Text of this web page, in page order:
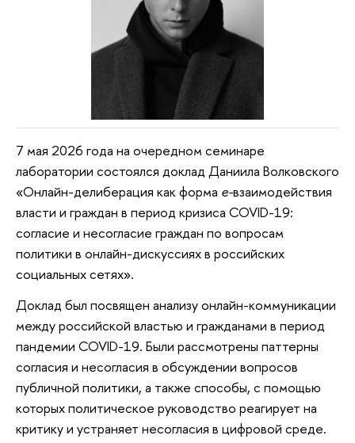
7 мая 2026 года на очередном семинаре
лаборатории состоялся доклад Даниила Волковского
«Онлайн-делиберация как форма е-взаимодействия
власти и граждан в период кризиса COVID-19:
согласие и несогласие граждан по вопросам
политики в онлайн-дискуссиях в российских
социальных сетях».
Доклад был посвящен анализу онлайн-коммуникации
между российской властью и гражданами в период
пандемии COVID-19. Были рассмотрены паттерны
согласия и несогласия в обсуждении вопросов
публичной политики, а также способы, с помощью
которых политическое руководство реагирует на
критику и устраняет несогласия в цифровой среде.